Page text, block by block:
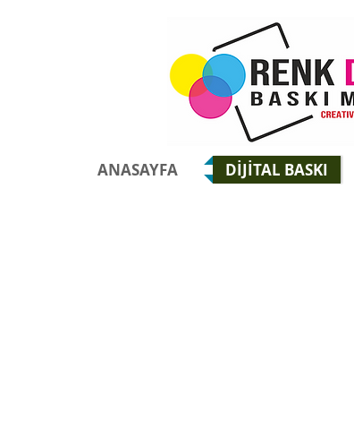
ANASAYFA DİJİTAL BASKI